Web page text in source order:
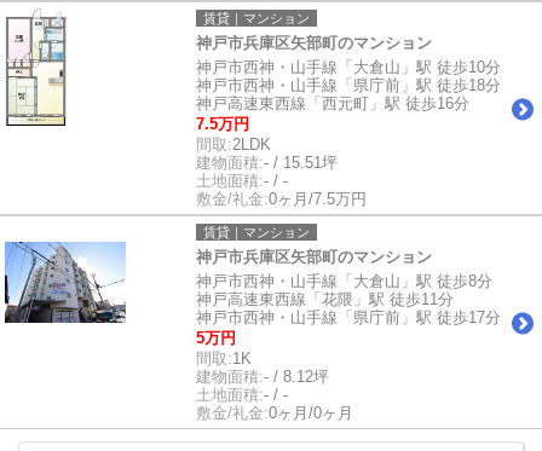
賃貸｜マンション
神戸市兵庫区矢部町のマンション
神戸市西神・山手線「大倉山」駅 徒歩10分
神戸市西神・山手線「県庁前」駅 徒歩18分
神戸高速東西線「西元町」駅 徒歩16分
7.5万円
間取:2LDK
建物面積:- / 15.51坪
土地面積:- / -
敷金/礼金:0ヶ月/7.5万円
賃貸｜マンション
神戸市兵庫区矢部町のマンション
神戸市西神・山手線「大倉山」駅 徒歩8分
神戸高速東西線「花隈」駅 徒歩11分
神戸市西神・山手線「県庁前」駅 徒歩17分
5万円
間取:1K
建物面積:- / 8.12坪
土地面積:- / -
敷金/礼金:0ヶ月/0ヶ月